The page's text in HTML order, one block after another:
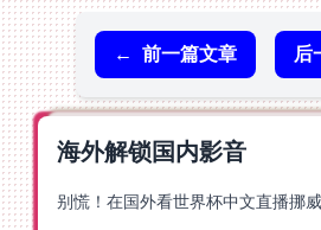
← 前一篇文章 后
海外解锁国内影音